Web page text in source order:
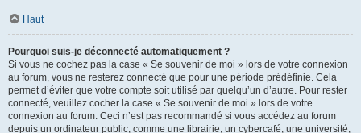
Haut
Pourquoi suis-je déconnecté automatiquement ?
Si vous ne cochez pas la case « Se souvenir de moi » lors de votre connexion
au forum, vous ne resterez connecté que pour une période prédéfinie. Cela
permet d’éviter que votre compte soit utilisé par quelqu’un d’autre. Pour rester
connecté, veuillez cocher la case « Se souvenir de moi » lors de votre
connexion au forum. Ceci n’est pas recommandé si vous accédez au forum
depuis un ordinateur public, comme une librairie, un cybercafé, une université,